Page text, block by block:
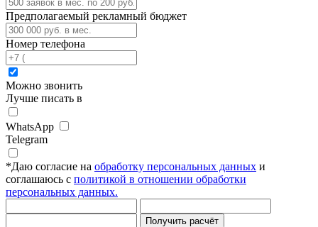
Предполагаемый рекламный бюджет
Номер телефона
Можно звонить
Лучше писать в
WhatsApp
Telegram
*Даю согласие на обработку персональных данных и
соглашаюсь с политикой в отношении обработки
персональных данных.
Получить расчёт